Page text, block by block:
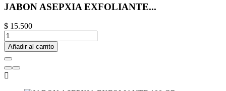
JABON ASEPXIA EXFOLIANTE...
$ 15.500
Añadir al carrito
